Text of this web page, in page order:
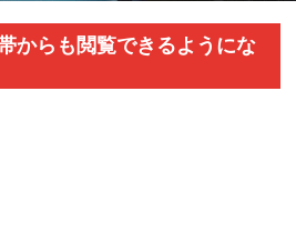
らも閲覧できるようにな